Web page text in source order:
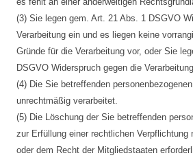
(3) Sie legen gem. Art. 21 Abs. 1 DSGVO
Verarbeitung ein und es liegen keine
Gründe für die Verarbeitung vor, oder Sie
DSGVO Widerspruch gegen die
(4) Die Sie betreffenden
unrechtmäßig verarbeitet.
(5) Die Löschung der Sie betreffenden
zur Erfüllung einer rechtlichen Verpflichtung
oder dem Recht der Mitgliedstaaten